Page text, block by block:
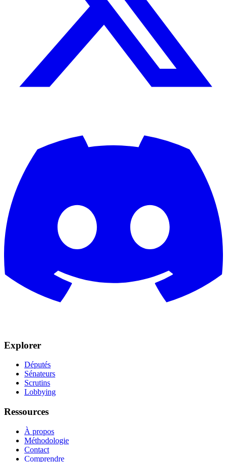
Explorer
Députés
Sénateurs
Scrutins
Lobbying
Ressources
À propos
Méthodologie
Contact
Comprendre